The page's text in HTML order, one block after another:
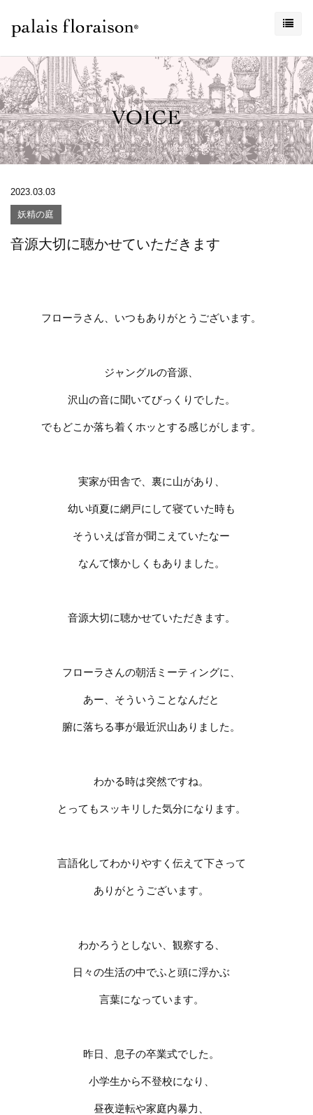
2023.03.03
妖精の庭
音源大切に聴かせていただきます
フローラさん、いつもありがとうございます。
ジャングルの音源、
沢山の音に聞いてびっくりでした。
でもどこか落ち着くホッとする感じがします。
実家が田舎で、裏に山があり、
幼い頃夏に網戸にして寝ていた時も
そういえば音が聞こえていたなー
なんて懐かしくもありました。
音源大切に聴かせていただきます。
フローラさんの朝活ミーティングに、
あー、そういうことなんだと
腑に落ちる事が最近沢山ありました。
わかる時は突然ですね。
とってもスッキリした気分になります。
言語化してわかりやすく伝えて下さって
ありがとうございます。
わかろうとしない、観察する、
日々の生活の中でふと頭に浮かぶ
言葉になっています。
昨日、息子の卒業式でした。
小学生から不登校になり、
昼夜逆転や家庭内暴力、